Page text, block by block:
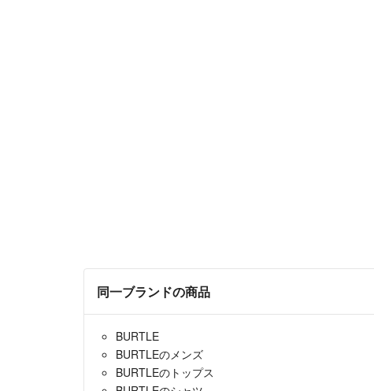
同一ブランドの商品
BURTLE
BURTLEのメンズ
BURTLEのトップス